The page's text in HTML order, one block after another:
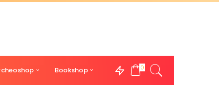
Bookshop 0